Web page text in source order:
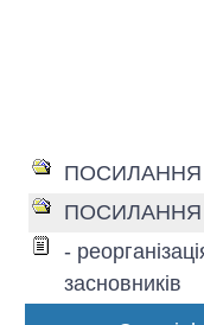
ПОСИЛАННЯ
-
засновників